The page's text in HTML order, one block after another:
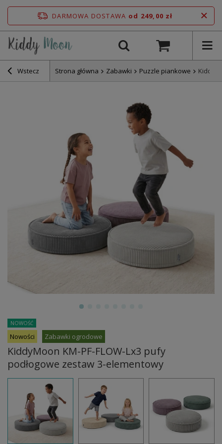
DARMOWA DOSTAWA od 249,00 zł
Wstecz Strona główna Zabawki Puzzle piankowe
Nowości Zabawki ogrodowe
KiddyMoon KM-PF-FLOW-Lx3 pufy
podłogowe zestaw 3-elementowy
NOWOŚĆ